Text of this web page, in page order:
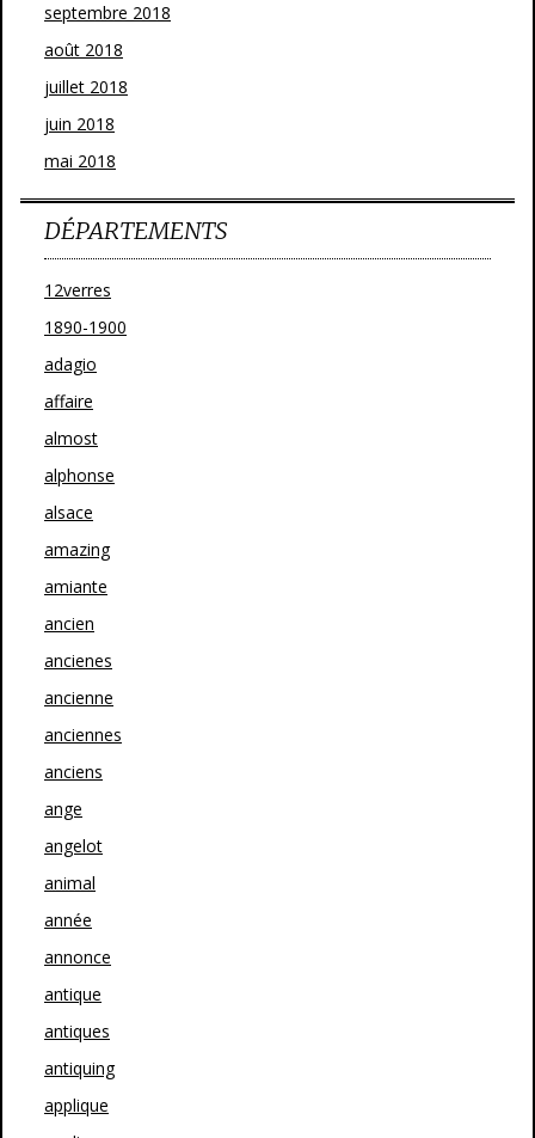
septembre 2018
août 2018
juillet 2018
juin 2018
mai 2018
DÉPARTEMENTS
12verres
1890-1900
adagio
affaire
almost
alphonse
alsace
amazing
amiante
ancien
ancienes
ancienne
anciennes
anciens
ange
angelot
animal
année
annonce
antique
antiques
antiquing
applique